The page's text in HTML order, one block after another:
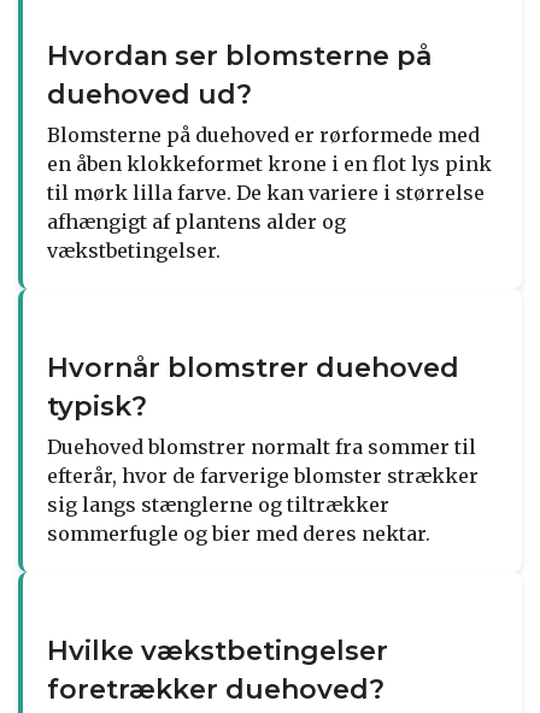
Hvordan ser blomsterne på
duehoved ud?
Blomsterne på duehoved er rørformede med
en åben klokkeformet krone i en flot lys pink
til mørk lilla farve. De kan variere i størrelse
afhængigt af plantens alder og
vækstbetingelser.
Hvornår blomstrer duehoved
typisk?
Duehoved blomstrer normalt fra sommer til
efterår, hvor de farverige blomster strækker
sig langs stænglerne og tiltrækker
sommerfugle og bier med deres nektar.
Hvilke vækstbetingelser
foretrækker duehoved?